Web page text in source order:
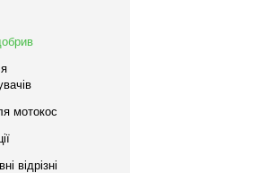
мотокос
відрізні